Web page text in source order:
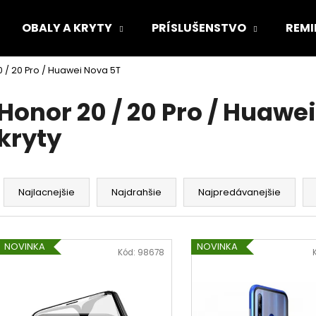
OBALY A KRYTY PRÍSLUŠENSTVO
/ 20 Pro / Huawei Nova 5T
20 / 20 Pro /
R
Najlacnejšie Najdrahšie Najpredávanejšie
NOVINKA Kód: 98678 NOVINKA
Čo potrebujete nájsť?
Odporúčame